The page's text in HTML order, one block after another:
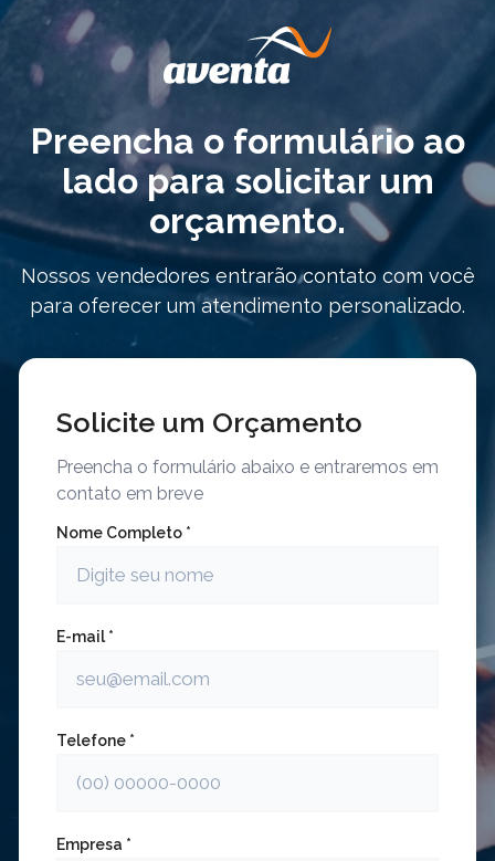
Preencha o formulário ao
lado para solicitar um
orçamento.
Nossos vendedores entrarão contato com você
para oferecer um atendimento personalizado.
Solicite um Orçamento
Preencha o formulário abaixo e entraremos em
contato em breve
Nome Completo *
E-mail *
Telefone *
Empresa *